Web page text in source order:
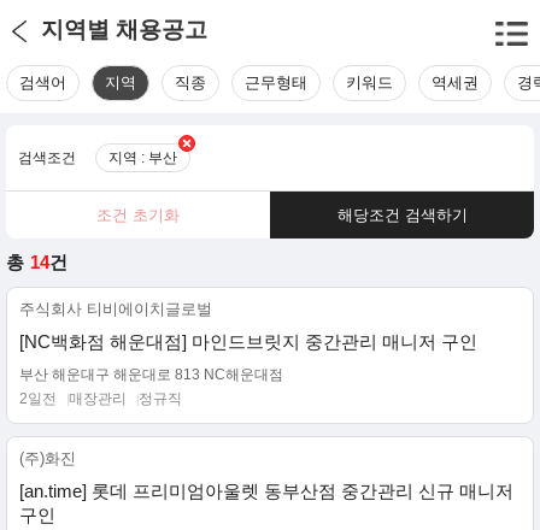
지역별 채용공고
검색어 지역 직종 근무형태 키워드 역세권 경
검색조건 지역 : 부산
조건 초기화 해당조건 검색하기
총 14건
주식회사 티비에이치글로벌
[NC백화점 해운대점] 마인드브릿지 중간관리 매니저 구인
부산 해운대구 해운대로 813 NC해운대점
2일전
매장관리 정규직
(주)화진
[an.time] 롯데 프리미엄아울렛 동부산점 중간관리 신규 매니저
구인